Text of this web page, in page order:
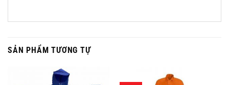
SẢN PHẨM TƯƠNG TỰ